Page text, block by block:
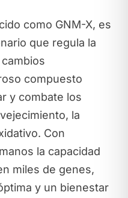
como GNM-X, es
que regula la
compuesto
y combate los
la
Con
la capacidad
miles de genes,
y un bienestar